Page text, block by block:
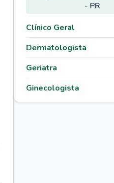
- PR
Clínico Geral
Dermatologista
Geriatra
Ginecologista